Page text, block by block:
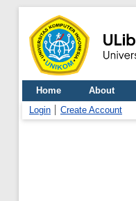
Home About
Login
Create Account